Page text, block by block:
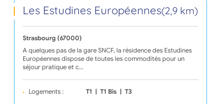
Les Estudines Européennes(2,9 km)
Strasbourg (67000)
A quelques pas de la gare SNCF, la résidence des Estudines
Européennes dispose de toutes les commodités pour un
séjour pratique et c…
Logements : T1 T1 Bis T3